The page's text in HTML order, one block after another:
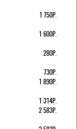
1 750Р.
1 600Р.
280Р.
730Р.
1 890Р.
1 314Р.
2 583Р.